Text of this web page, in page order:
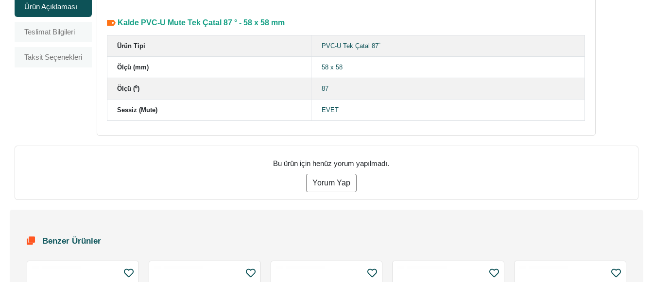
Ürün Açıklaması
Teslimat Bilgileri
Taksit Seçenekleri
Kalde PVC-U Mute Tek Çatal 87 ° - 58 x 58 mm
Ürün Tipi PVC-U Tek Çatal 87˚
Ölçü (mm) 58 x 58
Ölçü (⁰) 87
Sessiz (Mute) EVET
Bu ürün için henüz yorum yapılmadı.
Yorum Yap
Benzer Ürünler